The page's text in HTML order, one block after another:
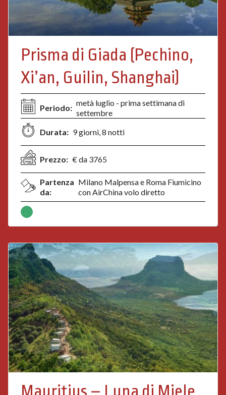
Prisma di Giada (Pechino,
Xi’an, Guilin, Shanghai)
Periodo:
metà luglio - prima settimana di
settembre
Durata: 9 giorni, 8 notti
Prezzo: € da 3765
Partenza
da:
Milano Malpensa e Roma Fiumicino
con AirChina volo diretto